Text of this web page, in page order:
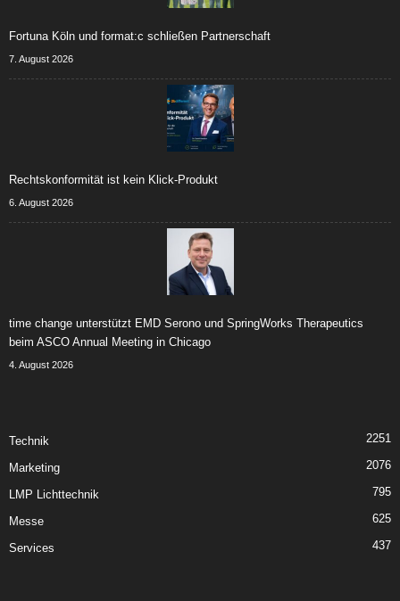
Fortuna Köln und format:c schließen Partnerschaft
7. August 2026
Rechtskonformität ist kein Klick-Produkt
6. August 2026
time change unterstützt EMD Serono und SpringWorks Therapeutics
beim ASCO Annual Meeting in Chicago
4. August 2026
Technik 2251
Marketing 2076
LMP Lichttechnik 795
Messe 625
Services 437